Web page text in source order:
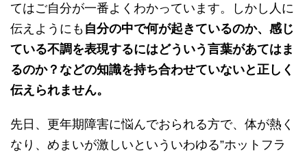
てはご自分が一番よくわかっています。しかし人に
伝えようにも 自分の中で何が起きているのか、感じ
ている不調を表現するにはどういう言葉があてはま
るのか？などの知識を持ち合わせていないと正しく
伝えられません。
先日、更年期障害に悩んでおられる方で、体が熱く
なり、めまいが激しいといういわゆる”ホットフラ